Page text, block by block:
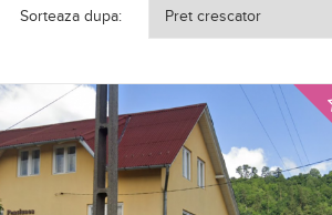
Sorteaza dupa: